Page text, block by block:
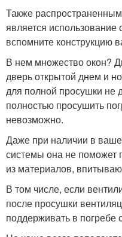
Также
является
вспомните конструкцию
В нем множество окон?
дверь открытой днем и
для полной просушки не
полностью просушить
невозможно.
Даже при наличии в
системы она не поможет
из материалов,
В том числе, если
после просушки
поддерживать в погребе